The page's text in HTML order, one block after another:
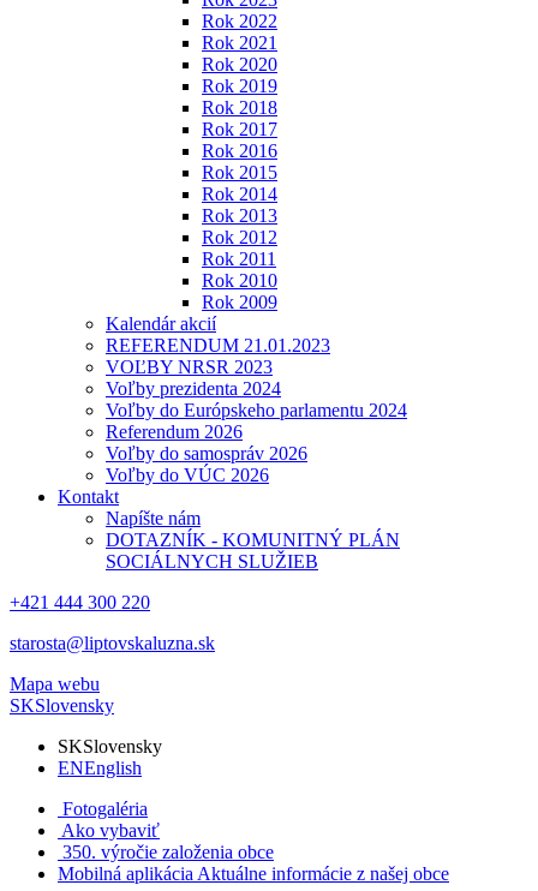
Rok 2022
Rok 2021
Rok 2020
Rok 2019
Rok 2018
Rok 2017
Rok 2016
Rok 2015
Rok 2014
Rok 2013
Rok 2012
Rok 2011
Rok 2010
Rok 2009
Kalendár akcií
REFERENDUM 21.01.2023
VOĽBY NRSR 2023
Voľby prezidenta 2024
Voľby do Európskeho parlamentu 2024
Referendum 2026
Voľby do samospráv 2026
Voľby do VÚC 2026
Kontakt
Napíšte nám
DOTAZNÍK - KOMUNITNÝ PLÁN
SOCIÁLNYCH SLUŽIEB
+421 444 300 220
starosta@liptovskaluzna.sk
Mapa webu
SKSlovensky
SKSlovensky
ENEnglish
Fotogaléria
Ako vybaviť
350. výročie založenia obce
Mobilná aplikácia Aktuálne informácie z našej obce